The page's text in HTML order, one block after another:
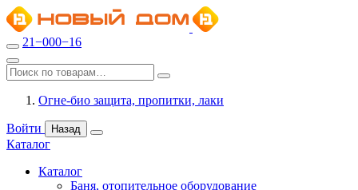
21−000−16
Огне-био защита, пропитки, лаки
Войти Назад
Каталог
Каталог
Баня, отопительное оборудование